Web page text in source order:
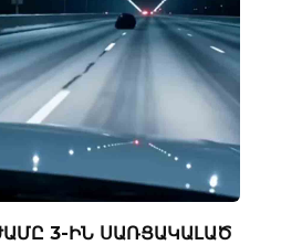
3-ԻՆ ՍԱՌՑԱԿԱԼԱԾ